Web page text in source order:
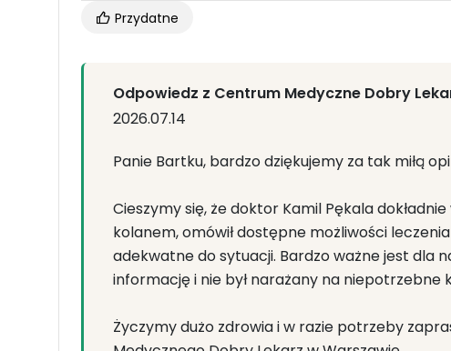
Przydatne
Odpowiedz z Centrum Medyczne Dobry
2026.07.14
Panie Bartku, bardzo dziękujemy za tak miłą
Cieszymy się, że doktor Kamil Pękala
kolanem, omówił dostępne możliwości
adekwatne do sytuacji. Bardzo ważne jest dla
informację i nie był narażany na niepotrzebne
Życzymy dużo zdrowia i w razie potrzeby